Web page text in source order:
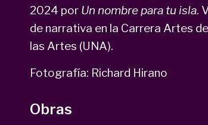
2024 por Un nombre para tu isla.
de narrativa en la Carrera Artes
las Artes (UNA).
Fotografía: Richard Hirano
Obras